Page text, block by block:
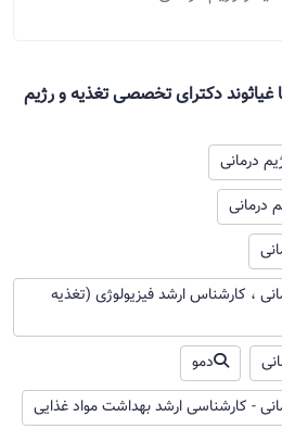
واسه اضافه کردن این مقدار
می گفتید و اینکه چقدر کمبود
می زاشتید. در هر صورت شما به
طور ماهیانه بین ۲ تا ۴ کیلو مجازید که وزن اضافه کنید.
به یک متخصص تغذیه مراجعه
با دریافت محرکهای اشتها از
بر میان وعده های پرکالری می
میان وعده هایی مثل
خرما، کشمش، بادام هندی،
دکترای تخصصی تغذیه و رژیم
درمانی
درمانی
، کارشناس ارشد فیزیولوژی (تغذیه
دمو
- کارشناسی ارشد بهداشت مواد غذایی